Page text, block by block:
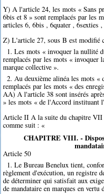
Y) A l'article 24, les mots « Sans
6bis et 8 » sont remplacés par les
articles 6, 6bis , 6quater , 6sexties
Z) L'article 27, sous B est modifié
1. Les mots « invoquer la nullité
remplacés par les mots « invoquer
marque collective ».
2. Au deuxième alinéa les mots «
remplacés par les mots « des
AA) A l'article 38 sont insérés
» les mots « de l'Accord instituant
Article II A la suite du chapitre
comme suit : «
CHAPITRE VIII. -
Article 50
1. Le Bureau Benelux tient,
règlement d'exécution, un registre
de déterminer qui satisfait aux
de mandataire en marques en vertu